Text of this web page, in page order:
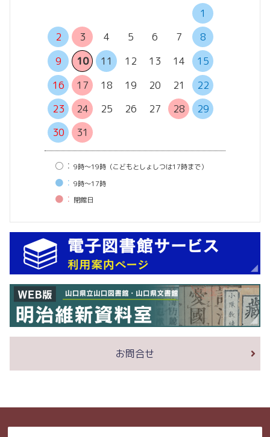
1
2
3 4 5 6 7
8
9
10 11 12 13 14
15
16
17 18 19 20 21
22
23
24 25 26 27 28
29
30
31
○： 9時〜19時（こどもとしょしつは17時まで）
●： 9時〜17時
●： 閉館⽇
お問合せ